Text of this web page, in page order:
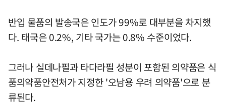
반입 물품의 발송국은 인도가 99%로 대부분을 차지했
다. 태국은 0.2%, 기타 국가는 0.8% 수준이었다.
그러나 실데나필과 타다라필 성분이 포함된 의약품은 식
품의약품안전처가 지정한 '오남용 우려 의약품'으로 분
류된다.